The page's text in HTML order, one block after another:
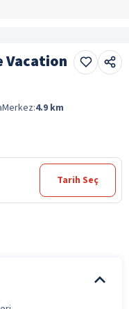
Vacation
Merkez:4.9 km
Tarih Seç